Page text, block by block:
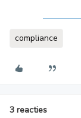
compliance
3 reacties